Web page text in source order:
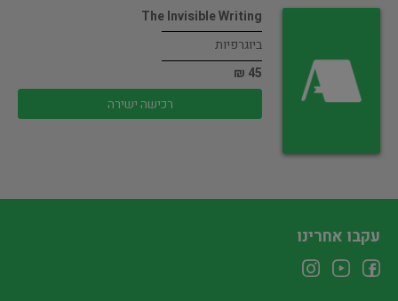
The Invisible Writing
ביוגרפיות
45 ₪
רכישה ישירה
עקבו אחרינו